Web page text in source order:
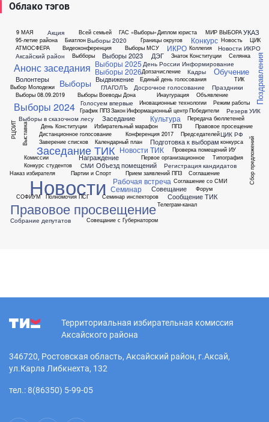
Облако тэгов
9 МАЯ
95-летие района
АТМОСФЕРА
Аксайский район
Акция
Анонс заседания
Биатлон
Видеоконференция
Волонтеры
Всей семьей
Выбборы
Выбор Молодежи Выборы
Выборы 08.09.2019
Выборы 2020
Выборы 2023
Выборы 2024
Выборы 2025
Выборы 2026
Выборы Воеводы Дона
Выборы МСУ
Выборы в сказочном лесу
Выдвижение
Выставка
ГАС «Выборы»
ГЛАГОЛЪ
Голосуем впервые
Границы округов
График ППЗ
ДЭГ
День Конституции
День России
Диплом юриста
Дистанционное голосование
Допзачисление
Досрочное голосование
Единый день голосования
Заверение списков
Закон
Заседание
Заседание ТИК
Знаток Конституции
ИКРО
Избирательный марафон
Инаугурация
Иновационные технологии
Информационный центр
Информирование
Кадры
Календарный план
Коллегия
Комиссии
Конкурс
Конкурс студентов
Конференция 2017
Культура
МИР ВЫБОРА
Награждение
Наказ избирателя
Новости
Новости ИКРО
Новости ТИК
Новость
Обучение
Объезд помещений
Объявление
ППЗ
Партии и Спорт
Первое организационное
Передача бюллетеней
Победители
Подготовка к выборам
Поздравления
Полномочия ПСГ
Правовое просвещение
Правовое просещение
Праздники
Председателей
Прием заявлений ППЗ
Проверка помещений ИУ
РЦОИТ
Рабочая встреча
Регистрация кандидатов
Режим работы
Резерв УИК
СМИ
СОФИУМ
Сбор предложений
Селянка
Семинар
Семинар инспекторов
Собрание депутатов
Совещание
Совещание с Губернатором
Соглашение
Соглашение со СМИ
Сообщение ТИК
ТИК
Телеграм-канал
Типография
УКАЗ
Форум
ЦИК
ЦИК РФ
конкурса
Территориальная избирательная комиссия
Аксайского района
346720, Ростовская область, Аксайский район, г.Аксай,
ул.Карла Либкнехта, 132
тел.: 8(86350) 5-99-05